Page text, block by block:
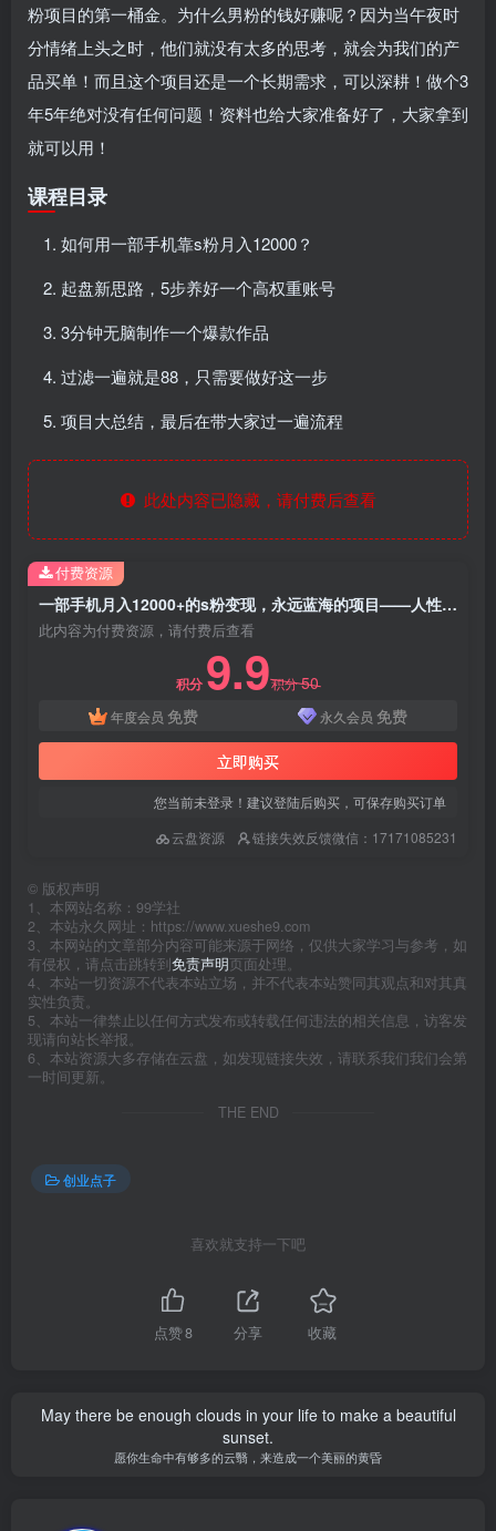
粉项目的第一桶金。为什么男粉的钱好赚呢？因为当午夜时
分情绪上头之时，他们就没有太多的思考，就会为我们的产
品买单！而且这个项目还是一个长期需求，可以深耕！做个3
年5年绝对没有任何问题！资料也给大家准备好了，大家拿到
就可以用！
课程目录
如何用一部手机靠s粉月入12000？
起盘新思路，5步养好一个高权重账号
3分钟无脑制作一个爆款作品
过滤一遍就是88，只需要做好这一步
项目大总结，最后在带大家过一遍流程
此处内容已隐藏，请付费后查看
一部手机月入12000+的s粉变现，永远蓝海的项目——人性的弱点！
此内容为付费资源，请付费后查看
积分 9.9积分50
年度会员 免费 永久会员 免费
立即购买
您当前未登录！建议登陆后购买，可保存购买订单
云盘资源
链接失效反馈微信：17171085231
付费资源
© 版权声明
1、本网站名称：99学社
2、本站永久网址：https://www.xueshe9.com
3、本网站的文章部分内容可能来源于网络，仅供大家学习与参考，如
有侵权，请点击跳转到免责声明页面处理。
4、本站一切资源不代表本站立场，并不代表本站赞同其观点和对其真
实性负责。
5、本站一律禁止以任何方式发布或转载任何违法的相关信息，访客发
现请向站长举报。
6、本站资源大多存储在云盘，如发现链接失效，请联系我们我们会第
一时间更新。
THE END
创业点子
喜欢就支持一下吧
点赞8 分享 收藏
May there be enough clouds in your life to make a beautiful
sunset.
愿你生命中有够多的云翳，来造成一个美丽的黄昏